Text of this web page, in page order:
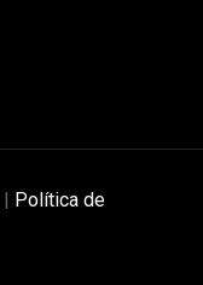
| Política de